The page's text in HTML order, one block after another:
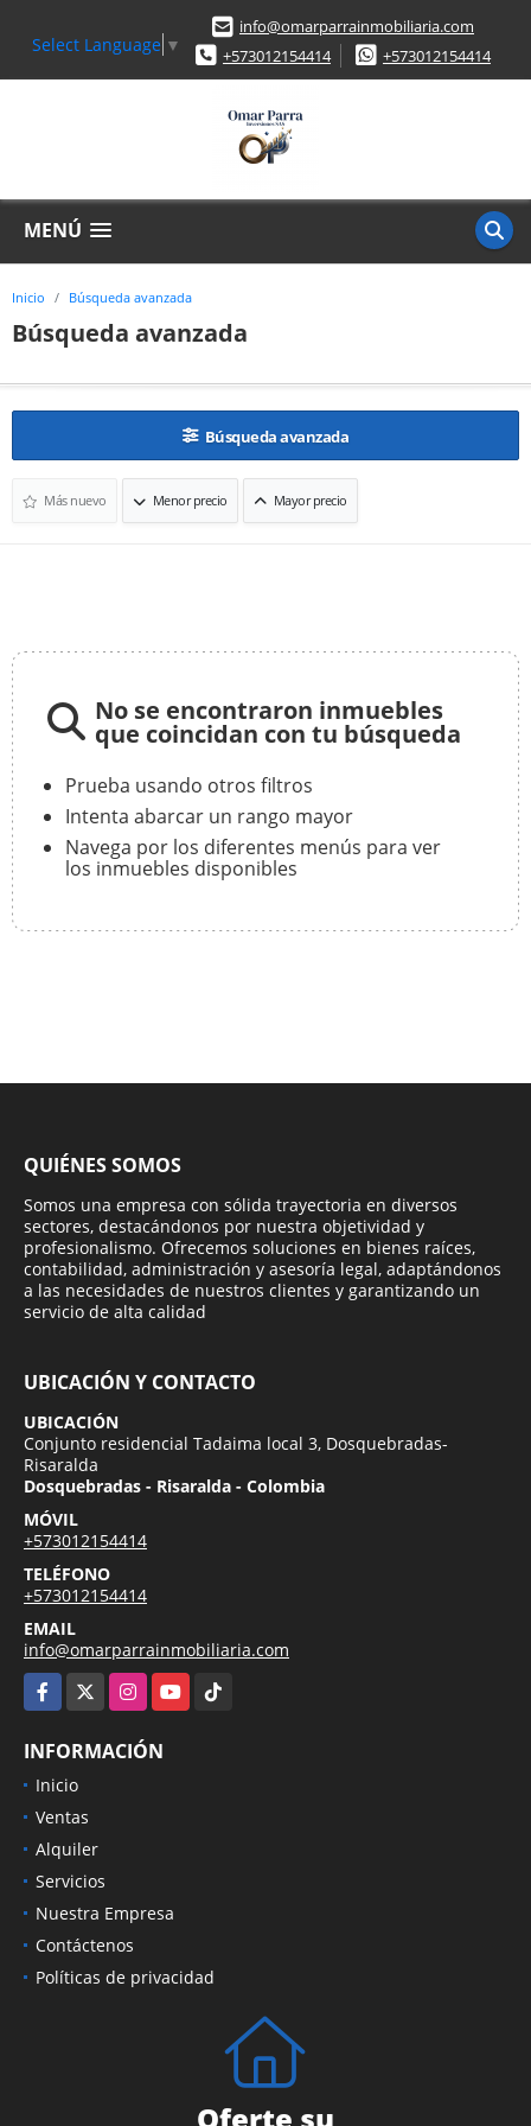
Select Language ▼
info@omarparrainmobiliaria.com
+573012154414
+573012154414
MENÚ
Inicio Búsqueda avanzada
Búsqueda avanzada
Búsqueda avanzada
Más nuevo Menor precio Mayor precio
No se encontraron inmuebles
que coincidan con tu búsqueda
Prueba usando otros filtros
Intenta abarcar un rango mayor
Navega por los diferentes menús para ver
los inmuebles disponibles
QUIÉNES SOMOS
Somos una empresa con sólida trayectoria en diversos
sectores, destacándonos por nuestra objetividad y
profesionalismo. Ofrecemos soluciones en bienes raíces,
contabilidad, administración y asesoría legal, adaptándonos
a las necesidades de nuestros clientes y garantizando un
servicio de alta calidad
UBICACIÓN Y CONTACTO
UBICACIÓN
Conjunto residencial Tadaima local 3, Dosquebradas-
Risaralda
Dosquebradas - Risaralda - Colombia
MÓVIL
+573012154414
TELÉFONO
+573012154414
EMAIL
info@omarparrainmobiliaria.com
Facebook
X Instagram
YouTube
INFORMACIÓN
Inicio
Ventas
Alquiler
Servicios
Nuestra Empresa
Contáctenos